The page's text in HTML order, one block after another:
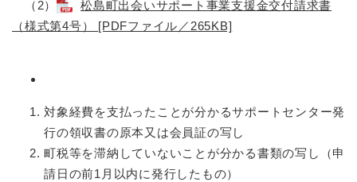
（2）
松島町出会いサポート事業支援金交付請求書
（様式第4号） [PDFファイル／265KB]
対象経費を支払ったことが分かるサポートセンター発
行の領収書の原本又は会員証の写し
町税等を滞納していないことが分かる書類の写し（申
請日の前1月以内に発行したもの）